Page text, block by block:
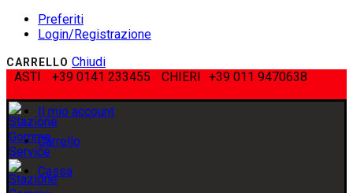
Preferiti
Login/Registrazione
CARRELLO Chiudi
ASTI
+39 0141 233455 CHIERI +39 011 9470638
Il mio account
Carrello
Cassa